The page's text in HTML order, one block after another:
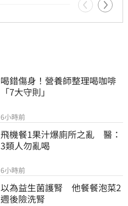
喝錯傷身！營養師整理喝咖啡
「7大守則」
6小時前
飛機餐1果汁爆廁所之亂　醫：
3類人勿亂喝
6小時前
以為益生菌護腎　他餐餐泡菜2
週後險洗腎